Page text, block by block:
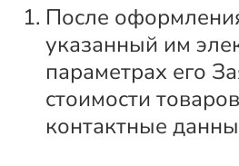
После
указанный им
параметрах его
стоимости
контактные